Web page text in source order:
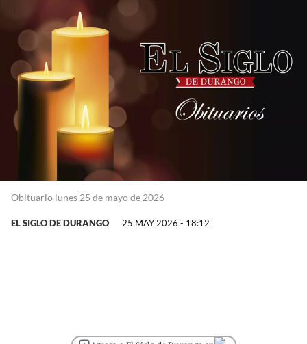
Obituario lunes 25 de mayo de 2026
EL SIGLO DE DURANGO 25 MAY 2026 - 18:12